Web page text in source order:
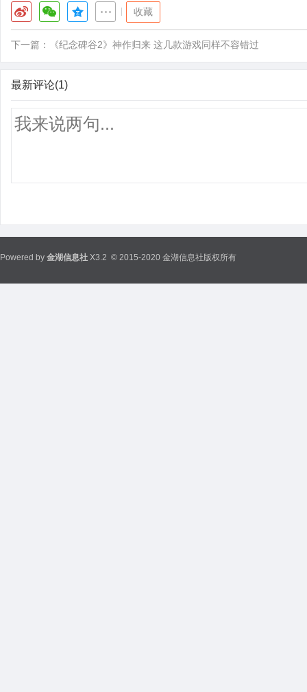
收藏
下一篇： 《纪念碑谷2》神作归来 这几款游戏同样不容错过
最新评论(1)
Powered by 金湖信息社 X3.2 © 2015-2020 金湖信息社版权所有